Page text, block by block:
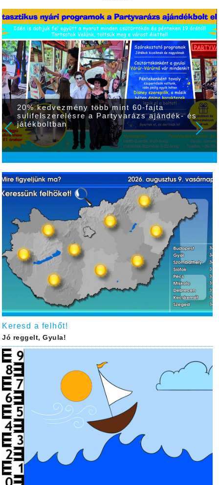
20% kedvezmény több mint 60-fajta
sulifelszerelésre a Partyvarázs ajándék- és
játékboltban
Keresd a felhőt!
Jó reggelt, Gyula!